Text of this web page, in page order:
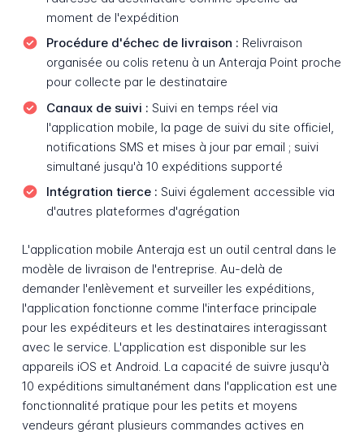
moment de l'expédition
Procédure d'échec de livraison : Relivraison
organisée ou colis retenu à un Anteraja Point proche
pour collecte par le destinataire
Canaux de suivi : Suivi en temps réel via
l'application mobile, la page de suivi du site officiel,
notifications SMS et mises à jour par email ; suivi
simultané jusqu'à 10 expéditions supporté
Intégration tierce : Suivi également accessible via
d'autres plateformes d'agrégation
L'application mobile Anteraja est un outil central dans le
modèle de livraison de l'entreprise. Au-delà de
demander l'enlèvement et surveiller les expéditions,
l'application fonctionne comme l'interface principale
pour les expéditeurs et les destinataires interagissant
avec le service. L'application est disponible sur les
appareils iOS et Android. La capacité de suivre jusqu'à
10 expéditions simultanément dans l'application est une
fonctionnalité pratique pour les petits et moyens
vendeurs gérant plusieurs commandes actives en